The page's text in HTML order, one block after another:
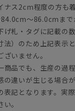
ナス2cm程度の方も
～86.0cmまで
札・タグに記載の
法）のため上記表示
いません。
商品でも、生産の過
違いが生じる場合が
記となります。実
。